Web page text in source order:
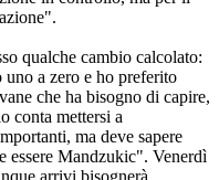
qualche cambio calcolato:
a zero e ho preferito
che ha bisogno di capire,
conta mettersi a
ma deve sapere
essere Mandzukic". Venerdì
arrivi bisognerà